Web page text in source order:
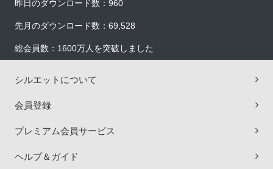
昨日のダウンロード数：960
先月のダウンロード数：69,528
総会員数：1600万人を突破しました
シルエットについて
会員登録
プレミアム会員サービス
ヘルプ＆ガイド